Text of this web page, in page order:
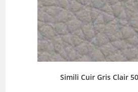
Simili Cuir Gris Clair